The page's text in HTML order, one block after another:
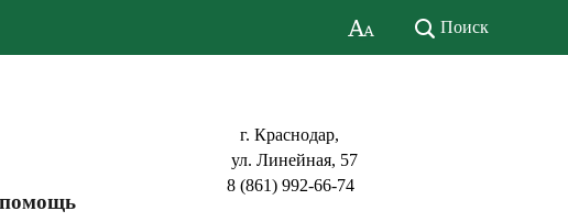
Поиск
помощь
г. Краснодар,
ул. Линейная, 57
8 (861) 992-66-74